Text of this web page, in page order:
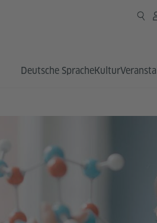
Deutsche SpracheKultur